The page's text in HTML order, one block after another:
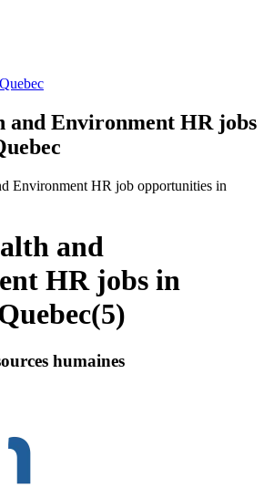
and Environment HR jobs
Environment HR job opportunities in
and
HR jobs in
(5)
humaines